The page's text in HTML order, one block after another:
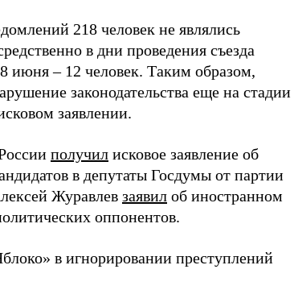
218 человек не являлись
в дни проведения съезда
июня – 12 человек. Таким образом,
законодательства еще на стадии
заявлении.
получил исковое заявление об
в депутаты Госдумы от партии
Журавлев заявил об иностранном
оппонентов.
в игнорировании преступлений